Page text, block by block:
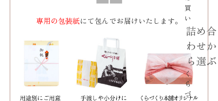
買
い
詰め合
わせか
ら選ぶ
く
ら
づ
専用の包装紙にて包んでお届けいたします。